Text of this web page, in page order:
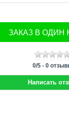
ЗАКАЗ В ОДИН
0/5 - 0
Написать